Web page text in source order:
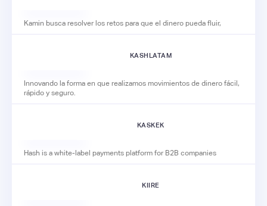
Kamin busca resolver los retos para que el dinero pueda fluir,
KASHLATAM
Innovando la forma en que realizamos movimientos de dinero fácil,
rápido y seguro.
KASKEK
Hash is a white-label payments platform for B2B companies
KIIRE